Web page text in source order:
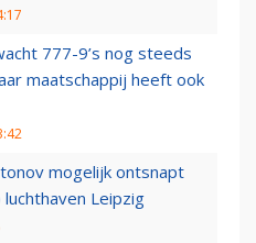
777-9’s nog steeds
maatschappij heeft ook
mogelijk ontsnapt
luchthaven Leipzig